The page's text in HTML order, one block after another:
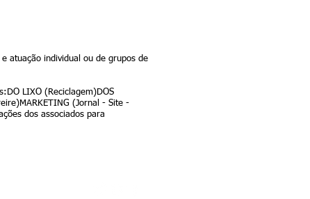
atuação individual ou de grupos de
LIXO (Reciclagem)DOS
(Jornal - Site -
dos associados para